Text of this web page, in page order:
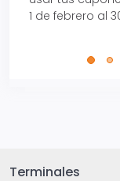
1 de febrero al
Terminales